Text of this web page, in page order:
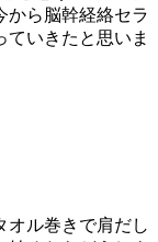
から脳幹経絡セラ
ていきたと思いま
オル巻きで肩だし